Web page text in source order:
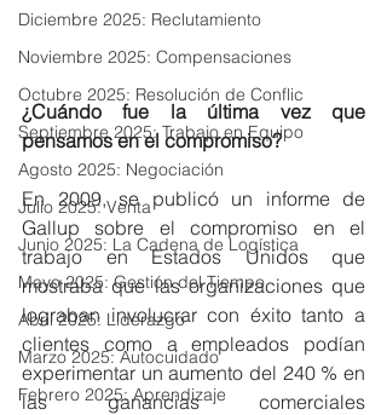
Diciembre 2025: Reclutamiento
Noviembre 2025: Compensaciones
Octubre 2025: Resolución de Conflic
Septiembre 2025: Trabajo en Equipo
Agosto 2025: Negociación
Julio 2025: Venta
Junio 2025: La Cadena de Logística
Mayo 2025: Gestión del Tiempo
Abril 2025: Liderazgo
Marzo 2025: Autocuidado
Febrero 2025: Aprendizaje
¿Cuándo fue la última vez que
pensamos en el compromiso?
En 2009, se publicó un informe de
Gallup sobre el compromiso en el
trabajo en Estados Unidos que
mostraba que las organizaciones que
lograban involucrar con éxito tanto a
clientes como a empleados podían
experimentar un aumento del 240 % en
las ganancias comerciales